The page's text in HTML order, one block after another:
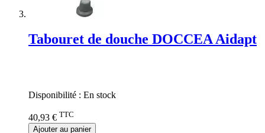
Tabouret de douche DOCCEA Aidapt
Disponibilité : En stock
40,93 € TTC
Ajouter au panier